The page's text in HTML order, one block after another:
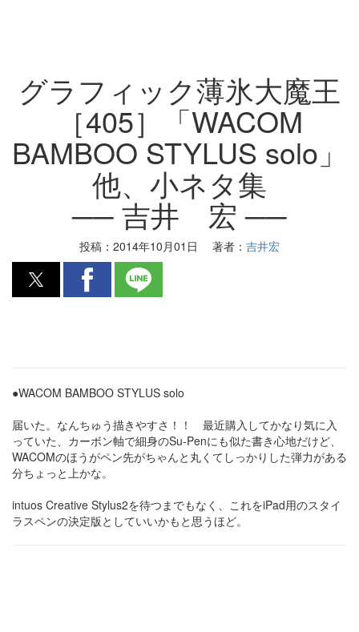
グラフィック薄氷大魔王
［405］「WACOM
BAMBOO STYLUS solo」
他、小ネタ集
── 吉井 宏 ──
投稿： 2014年10月01日 著者： 吉井宏
●WACOM BAMBOO STYLUS solo
届いた。なんちゅう描きやすさ！！ 最近購入してかなり気に入
っていた、カーボン軸で細身のSu-Penにも似た書き心地だけど、
WACOMのほうがペン先がちゃんと丸くてしっかりした弾力がある
分ちょっと上かな。
intuos Creative Stylus2を待つまでもなく、これをiPad用のスタイ
ラスペンの決定版としていいかもと思うほど。